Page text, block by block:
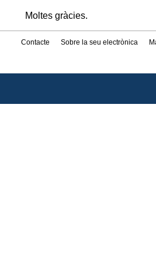
Moltes gràcies.
Contacte Sobre la seu electrònica